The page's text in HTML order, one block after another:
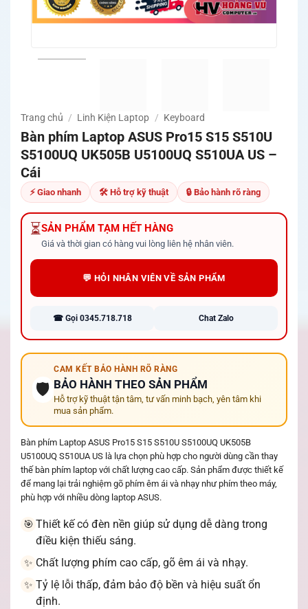
Trang chủ / Linh Kiện Laptop / Keyboard
Bàn phím Laptop ASUS Pro15 S15 S510U
S5100UQ UK505B U5100UQ S510UA US –
Cái
⚡ Giao nhanh 🛠 Hỗ trợ kỹ thuật 🔒 Bảo hành rõ ràng
⏳SẢN PHẨM TẠM HẾT HÀNG
Giá và thời gian có hàng vui lòng liên hệ nhân viên.
💬 HỎI NHÂN VIÊN VỀ SẢN PHẨM
☎ Gọi 0345.718.718 Chat Zalo
🛡️
CAM KẾT BẢO HÀNH RÕ RÀNG
BẢO HÀNH THEO SẢN PHẨM
Hỗ trợ kỹ thuật tận tâm, tư vấn minh bạch, yên tâm khi
mua sản phẩm.
Bàn phím Laptop ASUS Pro15 S15 S510U S5100UQ UK505B
U5100UQ S510UA US là lựa chọn phù hợp cho người dùng cần thay
thế bàn phím laptop với chất lượng cao cấp. Sản phẩm được thiết kế
để mang lại trải nghiệm gõ phím êm ái và nhạy như phím theo máy,
phù hợp với nhiều dòng laptop ASUS.
🎯 Thiết kế có đèn nền giúp sử dụng dễ dàng trong
điều kiện thiếu sáng.
✨ Chất lượng phím cao cấp, gõ êm ái và nhạy.
✨ Tỷ lệ lỗi thấp, đảm bảo độ bền và hiệu suất ổn
định.